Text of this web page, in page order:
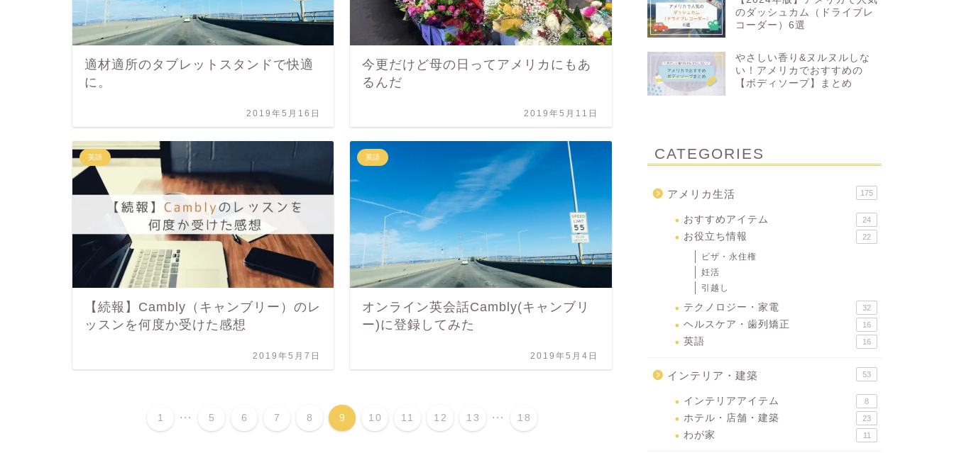
適材適所のタブレットスタンドで快適
に。
2019年5月16日
今更だけど母の日ってアメリカにもあ
るんだ
2019年5月11日
英語
【続報】Cambly（キャンブリー）のレ
ッスンを何度か受けた感想
2019年5月7日
英語
オンライン英会話Cambly(キャンブリ
ー)に登録してみた
2019年5月4日
1 ... 5 6 7 8 9 10 11 12 13 ... 18
のダッシュカム（ドライブレ
コーダー）6選
やさしい香り&ヌルヌルしな
い！アメリカでおすすめの
【ボディソープ】まとめ
CATEGORIES
アメリカ生活 175
おすすめアイテム 24
お役立ち情報 22
ビザ・永住権
妊活
引越し
テクノロジー・家電 32
ヘルスケア・歯列矯正 16
英語 16
インテリア・建築 53
インテリアアイテム 8
ホテル・店舗・建築 23
わが家 11